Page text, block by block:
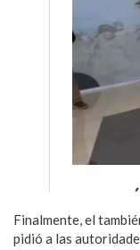
Finalmente, el
pidió a las